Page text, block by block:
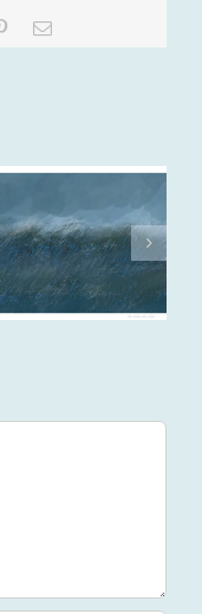
Pinterest
E-
mail